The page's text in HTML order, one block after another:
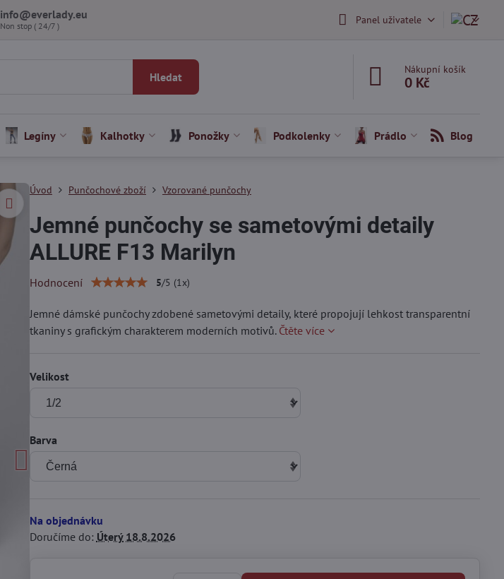
info​@everlady​.eu
Non stop ( 24/7 ) Panel uživatele
Hledat
Nákupní košík
0 Kč
Legíny Kalhotky Ponožky Podkolenky Prádlo Blog
Úvod Punčochové zboží Vzorované punčochy
Jemné punčochy se sametovými detaily
ALLURE F13 Marilyn
Hodnocení 5/5 (1x)
Jemné dámské punčochy zdobené sametovými detaily, které propojují lehkost transparentní
tkaniny s grafickým charakterem moderních motivů. Čtěte více
Velikost
Barva
Na objednávku
Doručíme do: Úterý18.8.2026